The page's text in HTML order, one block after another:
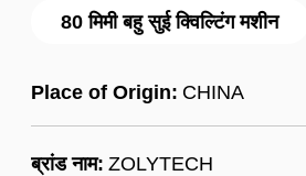
80 मिमी बहु सुई क्विल्टिंग मशीन
Place of Origin: CHINA
ब्रांड नाम: ZOLYTECH